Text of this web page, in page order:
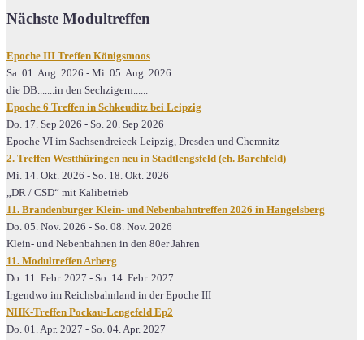
Nächste Modultreffen
Epoche III Treffen Königsmoos
Sa. 01. Aug. 2026 - Mi. 05. Aug. 2026
die DB.......in den Sechzigern......
Epoche 6 Treffen in Schkeuditz bei Leipzig
Do. 17. Sep 2026 - So. 20. Sep 2026
Epoche VI im Sachsendreieck Leipzig, Dresden und Chemnitz
2. Treffen Westthüringen neu in Stadtlengsfeld (eh. Barchfeld)
Mi. 14. Okt. 2026 - So. 18. Okt. 2026
„DR / CSD“ mit Kalibetrieb
11. Brandenburger Klein- und Nebenbahntreffen 2026 in Hangelsberg
Do. 05. Nov. 2026 - So. 08. Nov. 2026
Klein- und Nebenbahnen in den 80er Jahren
11. Modultreffen Arberg
Do. 11. Febr. 2027 - So. 14. Febr. 2027
Irgendwo im Reichsbahnland in der Epoche III
NHK-Treffen Pockau-Lengefeld Ep2
Do. 01. Apr. 2027 - So. 04. Apr. 2027